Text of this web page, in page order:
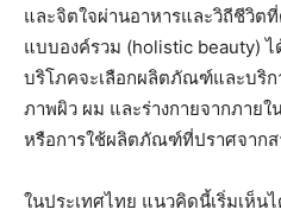
และจิตใจผ่านอาหารและวิถีชีวิต
แบบองค์รวม (holistic beauty)
บริโภคจะเลือกผลิตภัณฑ์และบริก
ภาพผิว ผม และร่างกายจากภายใ
หรือการใช้ผลิตภัณฑ์ที่ปราศจากส
ในประเทศไทย แนวคิดนี้เริ่มเห็น